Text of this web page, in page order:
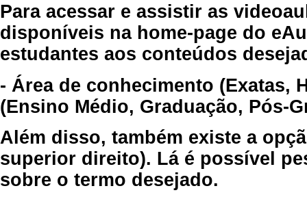
Para acessar e assistir as
disponíveis na home-page do
estudantes aos conteúdos
- Área de conhecimento (Exatas,
(Ensino Médio, Graduação, Pós-
Além disso, também existe a
superior direito). Lá é possível
sobre o termo desejado.